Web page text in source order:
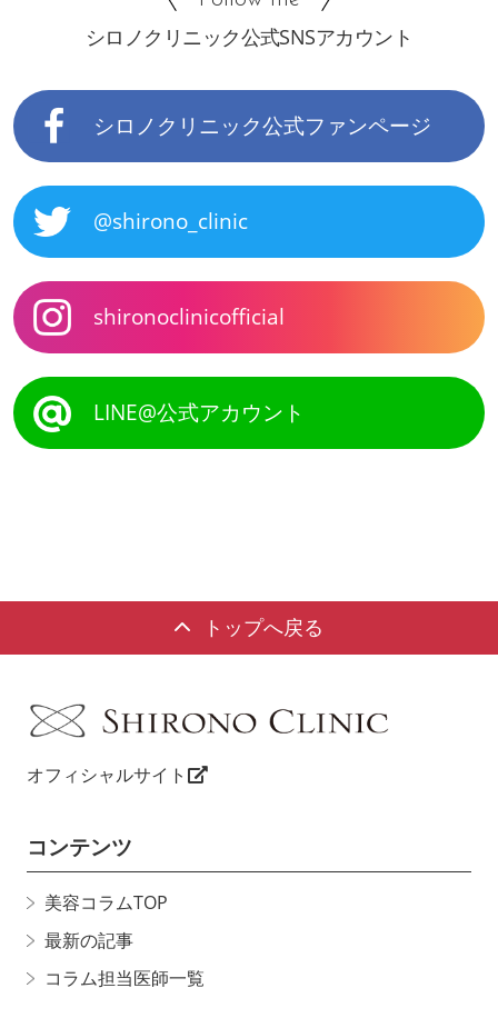
シロノクリニック公式SNSアカウント
シロノクリニック公式ファンページ
@shirono_clinic
shironoclinicofficial
LINE@公式アカウント
トップへ戻る
オフィシャルサイト
コンテンツ
美容コラムTOP
最新の記事
コラム担当医師一覧